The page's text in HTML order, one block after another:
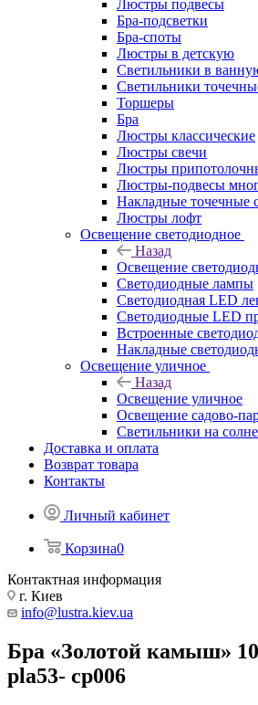
Люстры подвесы
Бра-подсветки
Бра-споты
Люстры в детскую
Светильники в
Светильники
Торшеры
Бра
Люстры классические
Люстры свечи
Люстры
Люстры-подвесы
Накладные точечные
Люстры лофт
Освещение светодиодное
Назад
Освещение
Светодиодные лампы
Светодиодная LED
Светодиодные LED
Встроенные
Накладные
Освещение уличное
Назад
Освещение уличное
Освещение садово-
Светильники на
Доставка и оплата
Возврат товара
Контакты
Личный кабинет
Корзина0
Контактная информация
г. Киев
info@lustra.kiev.ua
Бра «Золотой камыш»
pla53- cp006